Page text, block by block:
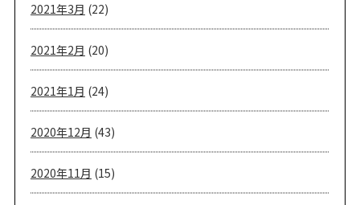
2021年3月 (22)
2021年2月 (20)
2021年1月 (24)
2020年12月 (43)
2020年11月 (15)